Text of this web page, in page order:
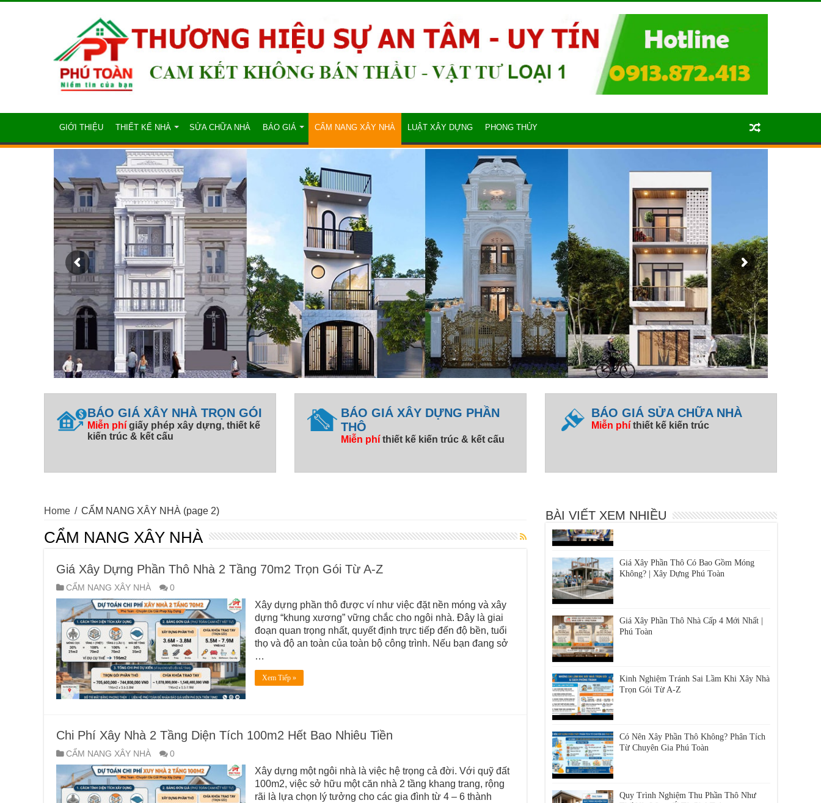
GIỚI THIỆU THIẾT KẾ NHÀ SỬA CHỮA NHÀ BÁO GIÁ CẨM NANG XÂY NHÀ LUẬT XÂY DỰNG PHONG THỦY
BÁO GIÁ XÂY NHÀ TRỌN GÓI
Miễn phí giấy phép xây dựng, thiết kế
kiến trúc & kết cấu
BÁO GIÁ XÂY DỰNG PHẦN
THÔ
Miễn phí thiết kế kiến trúc & kết cấu
BÁO GIÁ SỬA CHỮA NHÀ
Miễn phí thiết kế kiến trúc
Home / CẨM NANG XÂY NHÀ (page 2)
CẨM NANG XÂY NHÀ
Giá Xây Dựng Phần Thô Nhà 2 Tầng 70m2 Trọn Gói Từ A-Z
CẨM NANG XÂY NHÀ 0
Xây dựng phần thô được ví như việc đặt nền móng và xây
dựng “khung xương” vững chắc cho ngôi nhà. Đây là giai
đoạn quan trọng nhất, quyết định trực tiếp đến độ bền, tuổi
thọ và độ an toàn của toàn bộ công trình. Nếu bạn đang sở
…
Xem Tiếp »
Chi Phí Xây Nhà 2 Tầng Diện Tích 100m2 Hết Bao Nhiêu Tiền
CẨM NANG XÂY NHÀ 0
Xây dựng một ngôi nhà là việc hệ trọng cả đời. Với quỹ đất
100m2, việc sở hữu một căn nhà 2 tầng khang trang, rộng
rãi là lựa chọn lý tưởng cho các gia đình từ 4 – 6 thành
BÀI VIẾT XEM NHIỀU
Các Bước Thi Công Phần Thô Chuẩn Kỹ